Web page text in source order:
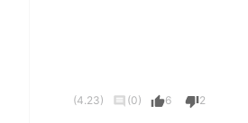
(4.23) (0) 6 2